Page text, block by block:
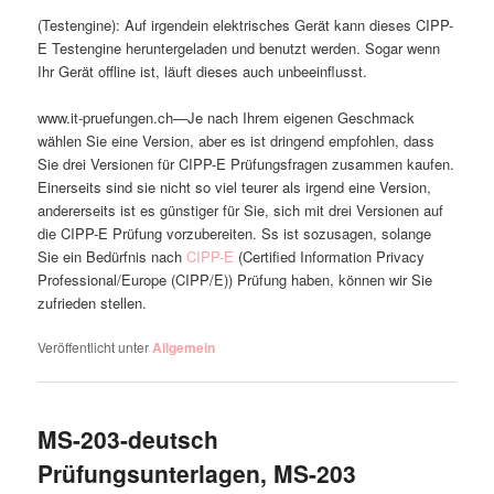
(Testengine): Auf irgendein elektrisches Gerät kann dieses CIPP-
E Testengine heruntergeladen und benutzt werden. Sogar wenn
Ihr Gerät offline ist, läuft dieses auch unbeeinflusst.
www.it-pruefungen.ch—Je nach Ihrem eigenen Geschmack
wählen Sie eine Version, aber es ist dringend empfohlen, dass
Sie drei Versionen für CIPP-E Prüfungsfragen zusammen kaufen.
Einerseits sind sie nicht so viel teurer als irgend eine Version,
andererseits ist es günstiger für Sie, sich mit drei Versionen auf
die CIPP-E Prüfung vorzubereiten. Ss ist sozusagen, solange
Sie ein Bedürfnis nachCIPP-E (Certified Information Privacy
Professional/Europe (CIPP/E)) Prüfung haben, können wir Sie
zufrieden stellen.
Veröffentlicht unterAllgemein
MS-203-deutsch
Prüfungsunterlagen, MS-203